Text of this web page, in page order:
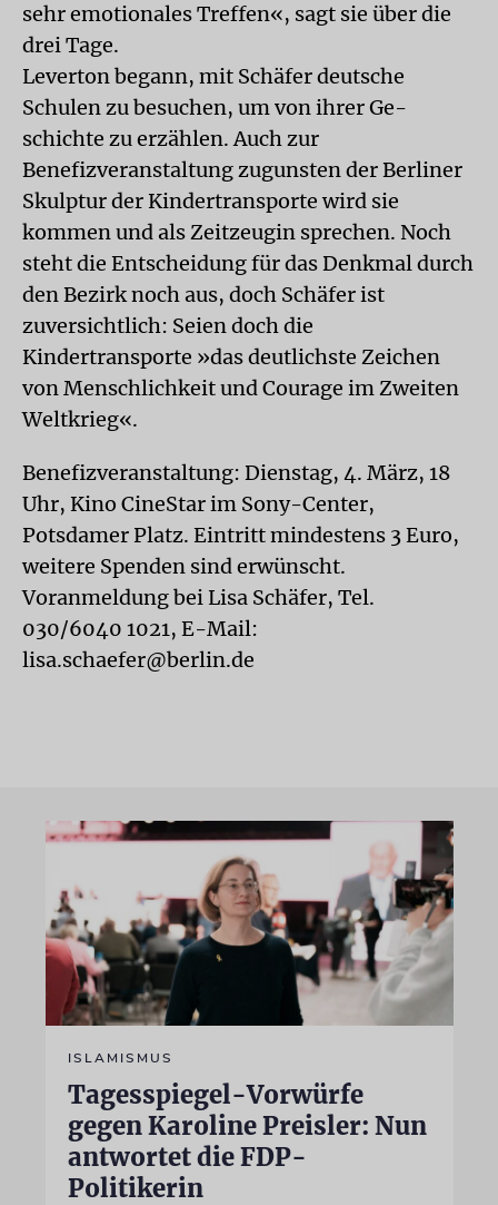
sehr emotionales Treffen«, sagt sie über die
drei Tage.
Leverton begann, mit Schäfer deutsche
Schulen zu besuchen, um von ihrer Ge-
schichte zu erzählen. Auch zur
Benefizveranstaltung zugunsten der Berliner
Skulptur der Kindertransporte wird sie
kommen und als Zeitzeugin sprechen. Noch
steht die Entscheidung für das Denkmal durch
den Bezirk noch aus, doch Schäfer ist
zuversichtlich: Seien doch die
Kindertransporte »das deutlichste Zeichen
von Menschlichkeit und Courage im Zweiten
Weltkrieg«.
Benefizveranstaltung: Dienstag, 4. März, 18
Uhr, Kino CineStar im Sony-Center,
Potsdamer Platz. Eintritt mindestens 3 Euro,
weitere Spenden sind erwünscht.
Voranmeldung bei Lisa Schäfer, Tel.
030/6040 1021, E-Mail:
lisa.schaefer@berlin.de
ISLAMISMUS
Tagesspiegel-Vorwürfe
gegen Karoline Preisler: Nun
antwortet die FDP-
Politikerin